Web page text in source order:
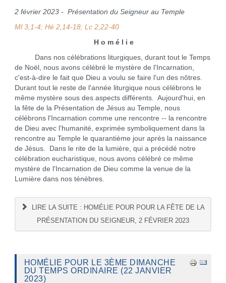
2 février 2023 - Présentation du Seigneur au Temple
Ml 3,1-4; Hé 2,14-18; Lc 2,22-40
H o m é l i e
Dans nos célébrations liturgiques, durant tout le Temps
de Noël, nous avons célébré le mystère de l'Incarnation,
c'est-à-dire le fait que Dieu a voulu se faire l'un des nôtres.
Durant tout le reste de l'année liturgique nous célébrons le
même mystère sous des aspects différents. Aujourd'hui, en
la fête de la Présentation de Jésus au Temple, nous
célébrons l'Incarnation comme une rencontre -- la rencontre
de Dieu avec l'humanité, exprimée symboliquement dans la
rencontre au Temple le quarantième jour après la naissance
de Jésus. Dans le rite de la lumière, qui a précédé notre
célébration eucharistique, nous avons célébré ce même
mystère de l'Incarnation de Dieu comme la venue de la
Lumière dans nos ténèbres.
LIRE LA SUITE : HOMÉLIE POUR POUR LA FÊTE DE LA
PRÉSENTATION DU SEIGNEUR, 2 FÉVRIER 2023
HOMÉLIE POUR LE 3ÈME DIMANCHE
DU TEMPS ORDINAIRE (22 JANVIER
2023)